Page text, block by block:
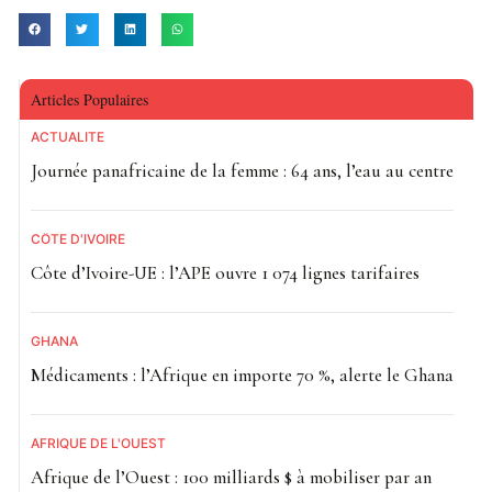
budgétaires
Les fonds levés serviront à financer des projets jugés
prioritaires dans la Loi de finances 2026. Le document
d’émission, approuvé par la Commission de surveillance
du marché financier de l’Afrique centrale, précise que ces
obligations bénéficieront d’une pondération prudentielle
de 0 %.
En pratique, cela signifie que les banques souscriptrices
ne seront pas tenues d’augmenter leurs fonds propres au
titre du risque souverain dans leurs calculs
réglementaires. Une disposition qui pourrait renforcer
l’attrait du titre auprès des établissements financiers.
milliards Fcfa sur le marché financier régional
Articles Populaires
ACTUALITE
Journée panafricaine de la femme : 64 ans, l’eau au centre
CÔTE D'IVOIRE
Côte d’Ivoire-UE : l’APE ouvre 1 074 lignes tarifaires
GHANA
Médicaments : l’Afrique en importe 70 %, alerte le Ghana
AFRIQUE DE L'OUEST
Afrique de l’Ouest : 100 milliards $ à mobiliser par an